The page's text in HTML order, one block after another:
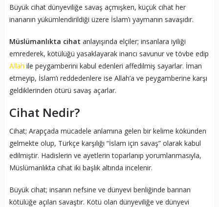
Büyük cihat dünyeviliğe savaş açmışken, küçük cihat her
inananın yükümlendirildiği üzere İslam’ı yaymanın savaşıdır.
Müslümanlıkta cihat anlayışında elçiler; insanlara iyiliği
emrederek, kötülüğü yasaklayarak inancı savunur ve tövbe edip
Allah ile peygamberini kabul edenleri affedilmiş sayarlar. İman
etmeyip, İslam’ı reddedenlere ise Allah’a ve peygamberine karşı
geldiklerinden ötürü savaş açarlar.
Cihat Nedir?
Cihat; Arapçada mücadele anlamına gelen bir kelime kökünden
gelmekte olup, Türkçe karşılığı “İslam için savaş” olarak kabul
edilmiştir. Hadislerin ve ayetlerin toparlanıp yorumlanmasıyla,
Müslümanlıkta cihat iki başlık altında incelenir.
Büyük cihat; insanın nefsine ve dünyevi benliğinde barınan
kötülüğe açılan savaştır. Kötü olan dünyeviliğe ve dünyevi